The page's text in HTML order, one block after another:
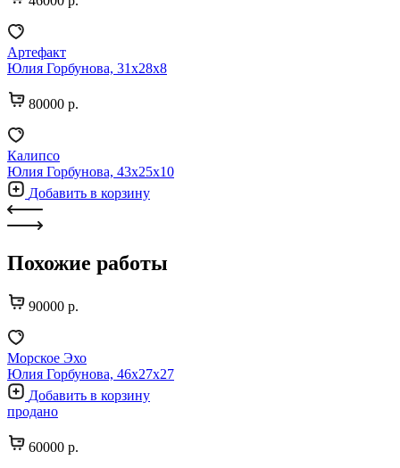
Артефакт
Юлия Горбунова, 31х28х8
80000 р.
Калипсо
Юлия Горбунова, 43х25х10
Добавить в корзину
Похожие работы
90000 р.
Морское Эхо
Юлия Горбунова, 46х27х27
Добавить в корзину
продано
60000 р.